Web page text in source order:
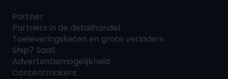
Partner
Partners in de detailhandel
Toeleveringsketen en grote verladers
Ship7 SaaS
Advertentiemogelijkheid
Contentmakers